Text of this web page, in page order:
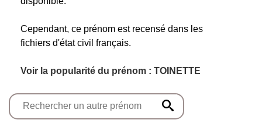
Cependant, ce prénom est recensé dans les
fichiers d'état civil français.
Voir la popularité du prénom : TOINETTE